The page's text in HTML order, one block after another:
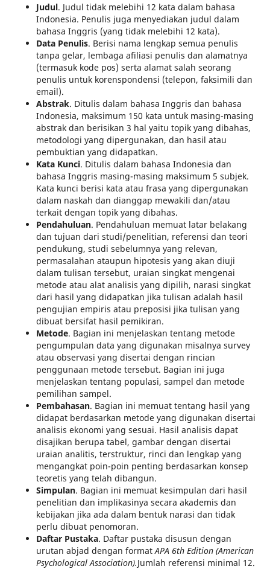
Judul. Judul tidak melebihi 12 kata dalam bahasa
Indonesia. Penulis juga menyediakan judul dalam
bahasa Inggris (yang tidak melebihi 12 kata).
Data Penulis. Berisi nama lengkap semua penulis
tanpa gelar, lembaga afiliasi penulis dan alamatnya
(termasuk kode pos) serta alamat salah seorang
penulis untuk korenspondensi (telepon, faksimili dan
email).
Abstrak. Ditulis dalam bahasa Inggris dan bahasa
Indonesia, maksimum 150 kata untuk masing-masing
abstrak dan berisikan 3 hal yaitu topik yang dibahas,
metodologi yang dipergunakan, dan hasil atau
pembuktian yang didapatkan.
Kata Kunci. Ditulis dalam bahasa Indonesia dan
bahasa Inggris masing-masing maksimum 5 subjek.
Kata kunci berisi kata atau frasa yang dipergunakan
dalam naskah dan dianggap mewakili dan/atau
terkait dengan topik yang dibahas.
Pendahuluan. Pendahuluan memuat latar belakang
dan tujuan dari studi/penelitian, referensi dan teori
pendukung, studi sebelumnya yang relevan,
permasalahan ataupun hipotesis yang akan diuji
dalam tulisan tersebut, uraian singkat mengenai
metode atau alat analisis yang dipilih, narasi singkat
dari hasil yang didapatkan jika tulisan adalah hasil
pengujian empiris atau preposisi jika tulisan yang
dibuat bersifat hasil pemikiran.
Metode. Bagian ini menjelaskan tentang metode
pengumpulan data yang digunakan misalnya survey
atau observasi yang disertai dengan rincian
penggunaan metode tersebut. Bagian ini juga
menjelaskan tentang populasi, sampel dan metode
pemilihan sampel.
Pembahasan. Bagian ini memuat tentang hasil yang
didapat berdasarkan metode yang digunakan disertai
analisis ekonomi yang sesuai. Hasil analisis dapat
disajikan berupa tabel, gambar dengan disertai
uraian analitis, terstruktur, rinci dan lengkap yang
mengangkat poin-poin penting berdasarkan konsep
teoretis yang telah dibangun.
Simpulan. Bagian ini memuat kesimpulan dari hasil
penelitian dan implikasinya secara akademis dan
kebijakan jika ada dalam bentuk narasi dan tidak
perlu dibuat penomoran.
Daftar Pustaka. Daftar pustaka disusun dengan
urutan abjad dengan formatAPA 6th Edition (American
Psychological Association).Jumlah referensi minimal 12.